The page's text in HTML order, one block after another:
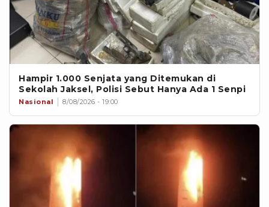
Hampir 1.000 Senjata yang Ditemukan di
Sekolah Jaksel, Polisi Sebut Hanya Ada 1 Senpi
Nasional 8/08/2026 - 19:00